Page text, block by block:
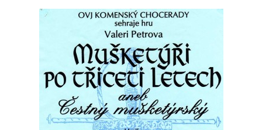
CO NOVÉHO ZKOUŠÍME
KDY, KDE A CO HRAJEME
HRY OD ROKU 1973
VIDEOZÁZNAMY Z HER